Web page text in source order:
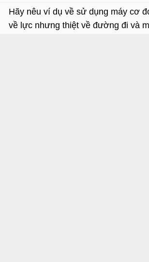
Hãy nêu ví dụ về sử dụng máy cơ
về lực nhưng thiệt về đường đi và